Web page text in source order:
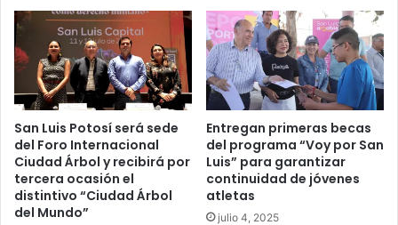
San Luis Potosí será sede
del Foro Internacional
Ciudad Árbol y recibirá por
tercera ocasión el
distintivo “Ciudad Árbol
del Mundo”
Entregan primeras becas
del programa “Voy por San
Luis” para garantizar
continuidad de jóvenes
atletas
julio 4, 2025